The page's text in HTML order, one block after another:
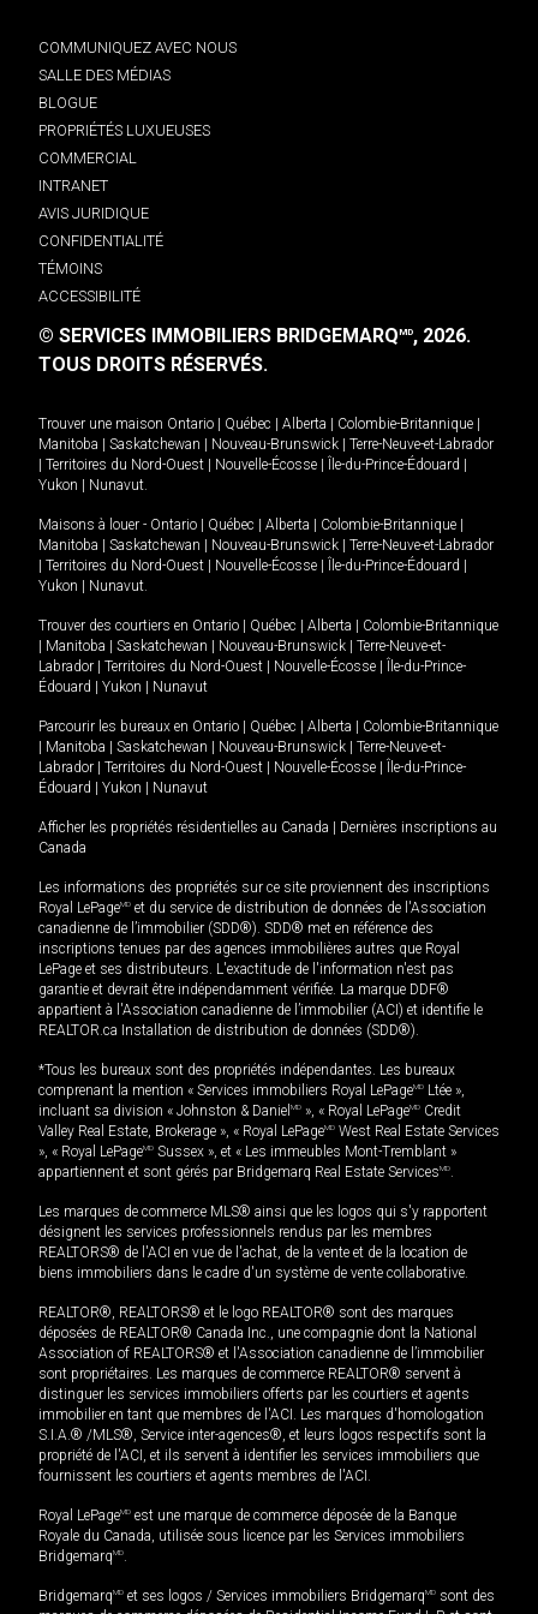
COMMUNIQUEZ AVEC NOUS
SALLE DES MÉDIAS
BLOGUE
PROPRIÉTÉS LUXUEUSES
COMMERCIAL
INTRANET
AVIS JURIDIQUE
CONFIDENTIALITÉ
TÉMOINS
ACCESSIBILITÉ
© SERVICES IMMOBILIERS BRIDGEMARQMD, 2026.
TOUS DROITS RÉSERVÉS.
Trouver une maison Ontario Québec Alberta Colombie-Britannique
Manitoba
Saskatchewan Nouveau-Brunswick
Terre-Neuve-et-Labrador
Territoires du Nord-Ouest Nouvelle-Écosse Île-du-Prince-Édouard
Yukon
Nunavut.
Maisons à louer - Ontario Québec Alberta Colombie-Britannique
Manitoba
Saskatchewan Nouveau-Brunswick
Terre-Neuve-et-Labrador
Territoires du Nord-Ouest Nouvelle-Écosse Île-du-Prince-Édouard
Yukon
Nunavut.
Trouver des courtiers en Ontario Québec Alberta
Colombie-Britannique
Manitoba Saskatchewan Nouveau-Brunswick
Terre-Neuve-et-
Labrador
Territoires du Nord-Ouest Nouvelle-Écosse
Île-du-Prince-
Édouard
Yukon Nunavut
Parcourir les bureaux en Ontario Québec Alberta
Colombie-Britannique
Manitoba Saskatchewan Nouveau-Brunswick
Terre-Neuve-et-
Labrador
Territoires du Nord-Ouest Nouvelle-Écosse
Île-du-Prince-
Édouard
Yukon Nunavut
Afficher les propriétés résidentielles au Canada
Dernières inscriptions au
Canada
Les informations des propriétés sur ce site proviennent des inscriptions
Royal LePageMD et du service de distribution de données de l'Association
canadienne de l’immobilier (SDD®). SDD® met en référence des
inscriptions tenues par des agences immobilières autres que Royal
LePage et ses distributeurs. L'exactitude de l'information n'est pas
garantie et devrait être indépendamment vérifiée. La marque DDF®
appartient à l'Association canadienne de l’immobilier (ACI) et identifie le
REALTOR.ca Installation de distribution de données (SDD®).
*Tous les bureaux sont des propriétés indépendantes. Les bureaux
comprenant la mention « Services immobiliers Royal LePageMD Ltée »,
incluant sa division « Johnston & Daniel MD », « Royal LePageMD Credit
Valley Real Estate, Brokerage », « Royal LePageMD West Real Estate Services
», « Royal LePageMD Sussex », et « Les immeubles Mont-Tremblant »
appartiennent et sont gérés par Bridgemarq Real Estate ServicesMD.
Les marques de commerce MLS® ainsi que les logos qui s'y rapportent
désignent les services professionnels rendus par les membres
REALTORS® de l'ACI en vue de l'achat, de la vente et de la location de
biens immobiliers dans le cadre d'un système de vente collaborative.
REALTOR®, REALTORS® et le logo REALTOR® sont des marques
déposées de REALTOR® Canada Inc., une compagnie dont la National
Association of REALTORS® et l'Association canadienne de l’immobilier
sont propriétaires. Les marques de commerce REALTOR® servent à
distinguer les services immobiliers offerts par les courtiers et agents
immobilier en tant que membres de l'ACI. Les marques d'homologation
S.I.A.® /MLS®, Service inter-agences®, et leurs logos respectifs sont la
propriété de l'ACI, et ils servent à identifier les services immobiliers que
fournissent les courtiers et agents membres de l'ACI.
Royal LePageMD est une marque de commerce déposée de la Banque
Royale du Canada, utilisée sous licence par les Services immobiliers
BridgemarqMD.
BridgemarqMD et ses logos / Services immobiliers BridgemarqMD sont des